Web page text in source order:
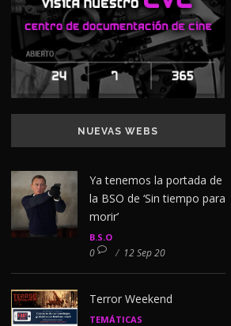
NUEVAS WEBS
Ya tenemos la portada de
la BSO de ‘Sin tiempo para
morir’
B.S.O
0 / 12 Sep 20
Terror Weekend
TEMÁTICAS